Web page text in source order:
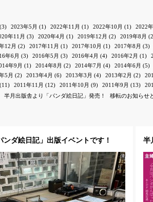
(3) 2023年5月 (1) 2022年11月 (1) 2022年10月 (1) 2022
年11月 (3) 2020年4月 (1) 2019年12月 (2) 2019年8月
12月 (2) 2017年11月 (1) 2017年10月 (1) 2017年8月 (3)
年6月 (3) 2016年5月 (3) 2016年4月 (4) 2016年2月 (1)
年9月 (1) 2014年8月 (2) 2014年7月 (4) 2014年6月 (5)
5月 (2) 2013年4月 (6) 2013年3月 (4) 2013年2月 (2)
(11) 2011年11月 (12) 2011年10月 (9) 2011年9月 (13)
半月出版舎より「パンダ絵日記」発売！ 移転のお知らせ
ンダ絵日記」出版イベントです！ 半